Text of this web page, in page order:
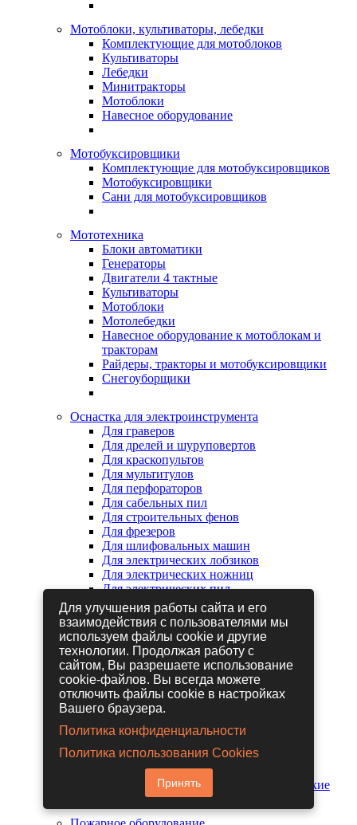
Мотоблоки, культиваторы, лебедки
Комплектующие для мотоблоков
Культиваторы
Лебедки
Минитракторы
Мотоблоки
Навесное оборудование
Мотобуксировщики
Комплектующие для мотобуксировщиков
Мотобуксировщики
Сани для мотобуксировщиков
Мототехника
Блоки автоматики
Генераторы
Двигатели 4 тактные
Культиваторы
Мотоблоки
Мотолебедки
Навесное оборудование к мотоблокам и
тракторам
Райдеры, тракторы и мотобуксировщики
Снегоуборщики
Оснастка для электроинструмента
Для граверов
Для дрелей и шуруповертов
Для краскопультов
Для мультитулов
Для перфораторов
Для сабельных пил
Для строительных фенов
Для фрезеров
Для шлифовальных машин
Для электрических лобзиков
Для электрических ножниц
Для электрических пил
Для электрических рубанков
Пневмоинструмент
Гайковерты пневматические
Дрели пневматические
Другие пневмоинструменты
Заклепочники пневматические
Наборы пневмоинструмента
Пистолеты пневматические
Расходные материалы для
пневмоинструментов
Шланги для пневмоинструментов
Шлифовальные машины пневматические
Для улучшения работы сайта и его
взаимодействия с пользователями мы
используем файлы cookie и другие
технологии. Продолжая работу с
сайтом, Вы разрешаете использование
cookie-файлов. Вы всегда можете
отключить файлы cookie в настройках
Вашего браузера.
Политика конфиденциальности
Политика использования Cookies
Принять